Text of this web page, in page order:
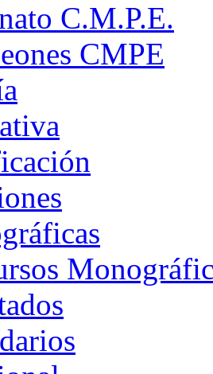
C.M.P.E.
CMPE